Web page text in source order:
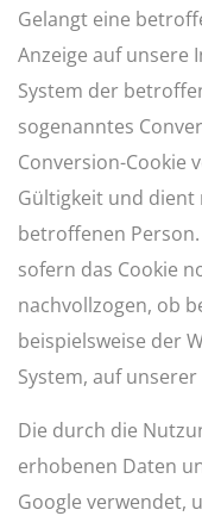
Gelangt eine
Anzeige auf unsere
System der
sogenanntes
Conversion-Cookie
Gültigkeit und
betroffenen
sofern das Cookie
nachvollzogen, ob
beispielsweise der
System, auf
Die durch die
erhobenen Daten
Google verwendet,